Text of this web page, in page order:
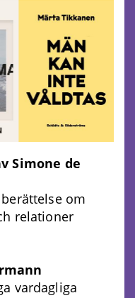
Simone de
om
relationer
vardagliga